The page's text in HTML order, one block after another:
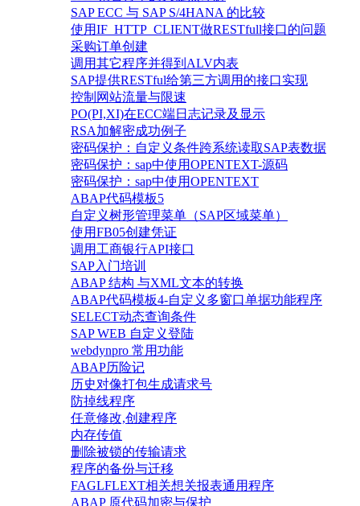
SAP ECC 与 SAP S/4HANA 的比较
使用IF_HTTP_CLIENT做RESTfull接口的问题
采购订单创建
调用其它程序并得到ALV内表
SAP提供RESTful给第三方调用的接口实现
控制网站流量与限速
PO(PI,XI)在ECC端日志记录及显示
RSA加解密成功例子
密码保护：自定义条件跨系统读取SAP表数据
密码保护：sap中使用OPENTEXT-源码
密码保护：sap中使用OPENTEXT
ABAP代码模板5
自定义树形管理菜单（SAP区域菜单）
使用FB05创建凭证
调用工商银行API接口
SAP入门培训
ABAP 结构 与XML文本的转换
ABAP代码模板4-自定义多窗口单据功能程序
SELECT动态查询条件
SAP WEB 自定义登陆
webdynpro 常用功能
ABAP历险记
历史对像打包生成请求号
防掉线程序
任意修改,创建程序
内存传值
删除被锁的传输请求
程序的备份与迁移
FAGLFLEXT相关想关报表通用程序
ABAP 原代码加密与保护